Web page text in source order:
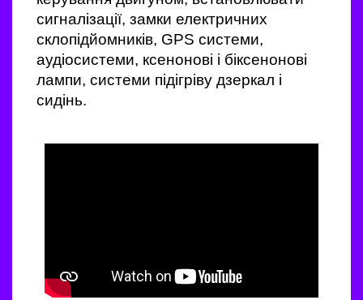
сигналізації, замки електричних
склопідйомників, GPS системи,
аудіосистеми, ксенонові і біксенонові
лампи, системи підігріву дзеркал і
сидінь.